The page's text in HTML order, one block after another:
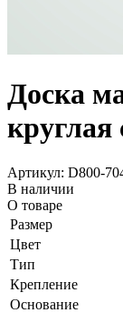
Доска
круглая
Артикул: D800-
В наличии
О товаре
Размер
Цвет
Тип
Крепление
Основание